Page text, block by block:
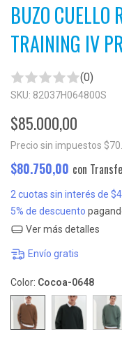
BUZO CUELLO
TRAINING IV
(0)
SKU: 82037H064800S
$85.000,00
Precio sin impuestos
$80.750,00 con
2 cuotas sin interés de
5% de descuento
Ver más detalles
Envío gratis
Color: Cocoa-0648